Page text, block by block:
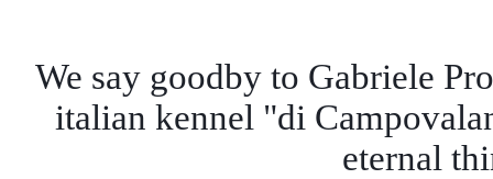
We say goodby to Gabriele
italian kennel "di
eternal